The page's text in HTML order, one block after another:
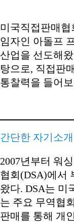
미국직접판매
임자인 아돌프
산업을 선도해
탕으로, 직접판
통찰력을 들어
간단한 자기소
2007년부터 워
협회(DSA)에서
왔다. DSA는 미
는 주요 무역협
판매를 통해 개